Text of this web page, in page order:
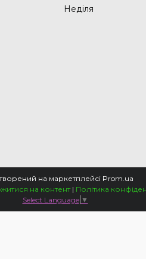
Неділя
на маркетплейсі Prom.ua
на контент | Політика
Select Language ▼